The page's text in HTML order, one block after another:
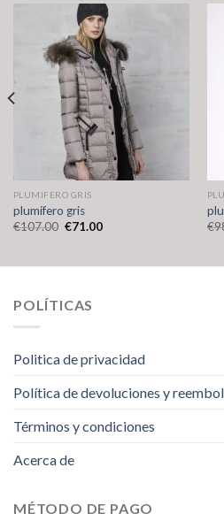
PLUMIFERO GRIS
plumifero gris
€107.00 €71.00
€
POLÍTICAS
Politica de privacidad
Política de devoluciones y
Términos y condiciones
Acerca de
MÉTODO DE PAGO